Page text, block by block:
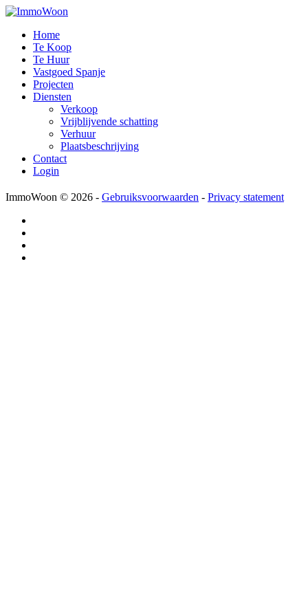
Home
Te Koop
Te Huur
Vastgoed Spanje
Projecten
Diensten
Verkoop
Vrijblijvende schatting
Verhuur
Plaatsbeschrijving
Contact
Login
ImmoWoon © 2026 - Gebruiksvoorwaarden - Privacy statement